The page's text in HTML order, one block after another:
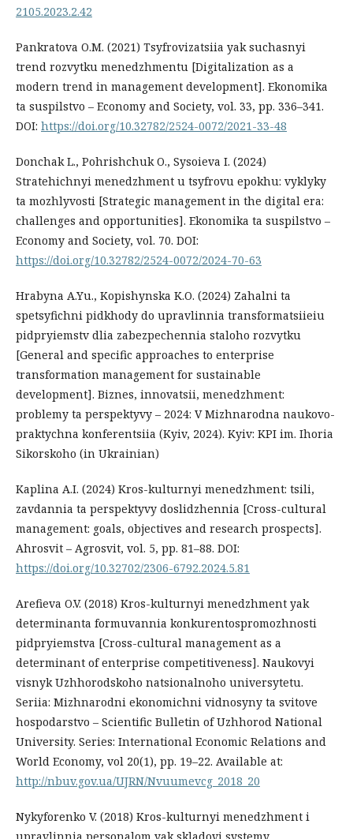
2105.2023.2.42
Pankratova O.M. (2021) Tsyfrovizatsiia yak suchasnyi
trend rozvytku menedzhmentu [Digitalization as a
modern trend in management development]. Ekonomika
ta suspilstvo – Economy and Society, vol. 33, pp. 336–341.
DOI: https://doi.org/10.32782/2524-0072/2021-33-48
Donchak L., Pohrishchuk O., Sysoieva I. (2024)
Stratehichnyi menedzhment u tsyfrovu epokhu: vyklyky
ta mozhlyvosti [Strategic management in the digital era:
challenges and opportunities]. Ekonomika ta suspilstvo –
Economy and Society, vol. 70. DOI:
https://doi.org/10.32782/2524-0072/2024-70-63
Hrabyna A.Yu., Kopishynska K.O. (2024) Zahalni ta
spetsyfichni pidkhody do upravlinnia transformatsiieiu
pidpryiemstv dlia zabezpechennia staloho rozvytku
[General and specific approaches to enterprise
transformation management for sustainable
development]. Biznes, innovatsii, menedzhment:
problemy ta perspektyvy – 2024: V Mizhnarodna naukovo-
praktychna konferentsiia (Kyiv, 2024). Kyiv: KPI im. Ihoria
Sikorskoho (in Ukrainian)
Kaplina A.I. (2024) Kros-kulturnyi menedzhment: tsili,
zavdannia ta perspektyvy doslidzhennia [Cross-cultural
management: goals, objectives and research prospects].
Ahrosvit – Agrosvit, vol. 5, pp. 81–88. DOI:
https://doi.org/10.32702/2306-6792.2024.5.81
Arefieva O.V. (2018) Kros-kulturnyi menedzhment yak
determinanta formuvannia konkurentospromozhnosti
pidpryiemstva [Cross-cultural management as a
determinant of enterprise competitiveness]. Naukovyi
visnyk Uzhhorodskoho natsionalnoho universytetu.
Seriia: Mizhnarodni ekonomichni vidnosyny ta svitove
hospodarstvo – Scientific Bulletin of Uzhhorod National
University. Series: International Economic Relations and
World Economy, vol 20(1), pp. 19–22. Available at:
http://nbuv.gov.ua/UJRN/Nvuumevcg_2018_20
Nykyforenko V. (2018) Kros-kulturnyi menedzhment i
upravlinnia personalom yak skladovi systemy